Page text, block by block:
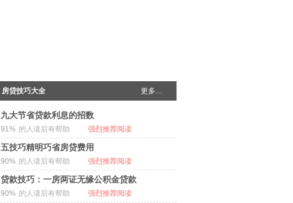
房贷技巧大全 更多…
九大节省贷款利息的招数
91% 的人读后有帮助 强烈推荐阅读
五技巧精明巧省房贷费用
90% 的人读后有帮助 强烈推荐阅读
贷款技巧：一房两证无缘公积金贷款
90% 的人读后有帮助 强烈推荐阅读